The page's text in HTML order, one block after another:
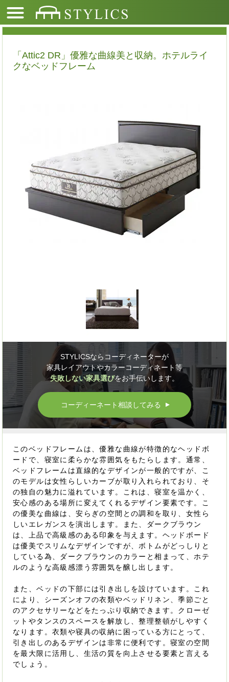
「Attic2 DR」優雅な曲線美と収納。ホテルライ
クなベッドフレーム
STYLICSならコーディネーターが
家具レイアウトやカラーコーディネート等
失敗しない家具選びをお手伝いします。
コーディーネート相談してみる ▲
このベッドフレームは、優雅な曲線が特徴的なヘッドボ
ードで、寝室に柔らかな雰囲気をもたらします。通常、
ベッドフレームは直線的なデザインが一般的ですが、こ
のモデルは女性らしいカーブが取り入れられており、そ
の独自の魅力に溢れています。これは、寝室を温かく、
安心感のある場所に変えてくれるデザイン要素です。こ
の優美な曲線は、安らぎの空間との調和を取り、女性ら
しいエレガンスを演出します。また、ダークブラウン
は、上品で高級感のある印象を与えます。ヘッドボード
は優美でスリムなデザインですが、ボトムがどっしりと
している為、ダークブラウンのカラーと相まって、ホテ
ルのような高級感漂う雰囲気を醸し出します。
また、ベッドの下部には引き出しを設けています。これ
により、シーズンオフの衣類やベッドリネン、季節ごと
のアクセサリーなどをたっぷり収納できます。クローゼ
ットやタンスのスペースを解放し、整理整頓がしやすく
なります。衣類や寝具の収納に困っている方にとって、
引き出しのあるデザインは非常に便利です。寝室の空間
を最大限に活用し、生活の質を向上させる要素と言える
でしょう。